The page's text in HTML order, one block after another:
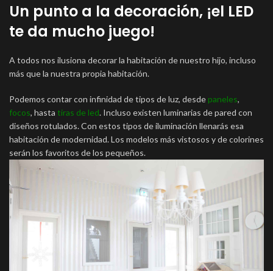
Un punto a la decoración, ¡el LED
te da mucho juego!
A todos nos ilusiona decorar la habitación de nuestro hijo, incluso
más que la nuestra propia habitación.
Podemos contar con infinidad de tipos de luz, desde paneles,
focos, hasta tiras de led. Incluso existen luminarias de pared con
diseños rotulados. Con estos tipos de iluminación llenarás esa
habitación de modernidad. Los modelos más vistosos y de colorines
serán los favoritos de los pequeños.